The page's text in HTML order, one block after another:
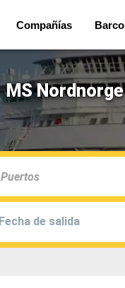
Compañías
MS
Fecha de salida